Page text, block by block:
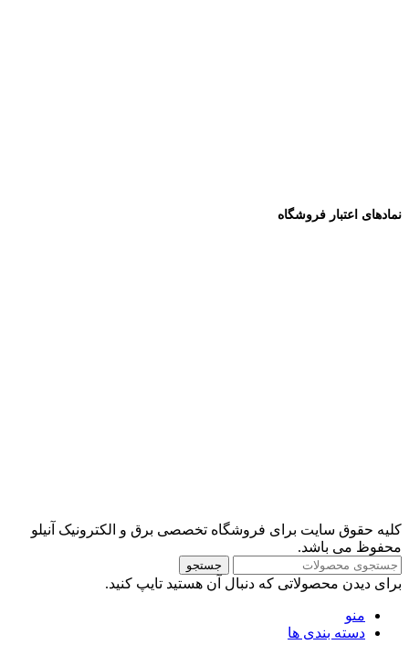
نمادهای اعتبار فروشگاه
کلیه حقوق سایت برای فروشگاه تخصصی برق و الکترونیک آنیلو
محفوظ می باشد.
جستجو
برای دیدن محصولاتی که دنبال آن هستید تایپ کنید.
منو
دسته بندی ها